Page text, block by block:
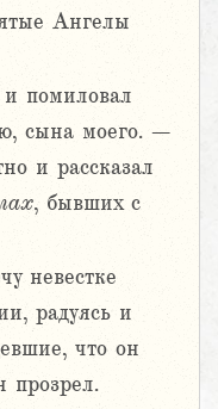
Ангелы
помиловал
сына моего. –
и рассказал
, бывших с
невестке
радуясь и
что он
прозрел.